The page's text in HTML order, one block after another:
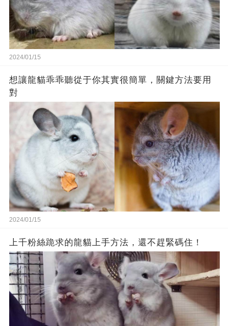
2024/01/15
想讓龍貓乖乖聽從于你其實很簡單，關鍵方法要用
對
2024/01/15
上千粉絲跪求的龍貓上手方法，還不趕緊碼住！